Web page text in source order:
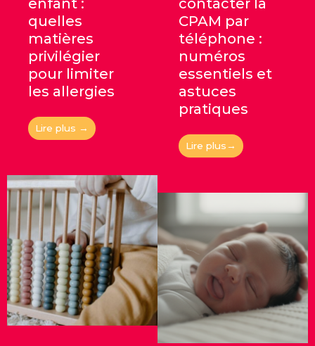
enfant :
quelles
matières
privilégier
pour limiter
les allergies
Lire plus →
contacter la
CPAM par
téléphone :
numéros
essentiels et
astuces
pratiques
Lire plus→